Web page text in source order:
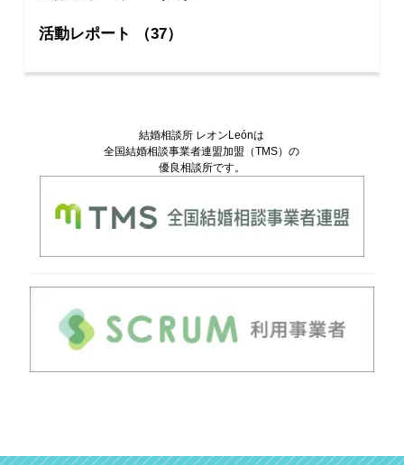
活動レポート （37）
結婚相談所 レオンLeónは
全国結婚相談事業者連盟加盟（TMS）の
優良相談所です。